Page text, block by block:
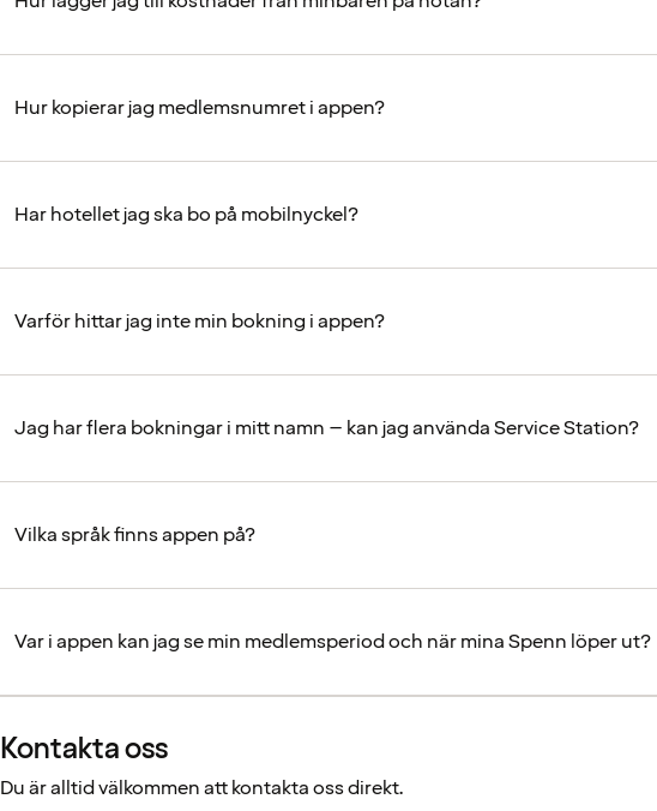
Hur kopierar jag medlemsnumret i appen?
Har hotellet jag ska bo på mobilnyckel?
Varför hittar jag inte min bokning i appen?
Jag har flera bokningar i mitt namn – kan jag använda Service Station?
Vilka språk finns appen på?
Var i appen kan jag se min medlemsperiod och när mina Spenn löper ut?
Kontakta oss
Du är alltid välkommen att kontakta oss direkt.